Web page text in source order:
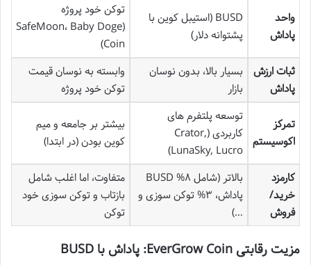
واحد
پاداش
BUSD (استیبل کوین با
پشتوانه دلار)
توکن خود پروژه
(SafeMoon، Baby Doge
Coin)
ثبات ارزش
پاداش
بسیار بالا، بدون نوسان
بازار
وابسته به نوسان قیمت
توکن خود پروژه
تمرکز
اکوسیستم
توسعه پلتفرم های
کاربردی (Crator,
LunaSky, Lucro)
بیشتر بر جامعه و میم
کوین بودن (در ابتدا)
کارمزد
خرید/
فروش
بالاتر (شامل ۸% BUSD
پاداش، ۳% توکن سوزی و
…)
متفاوت، اما اغلب شامل
بازتاب و توکن سوزی خود
توکن
مزیت رقابتی EverGrow Coin: پاداش با BUSD